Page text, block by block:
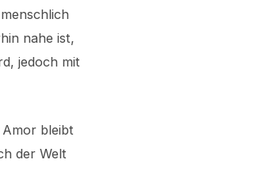
nahe ist,
jedoch mit
Amor bleibt
der Welt